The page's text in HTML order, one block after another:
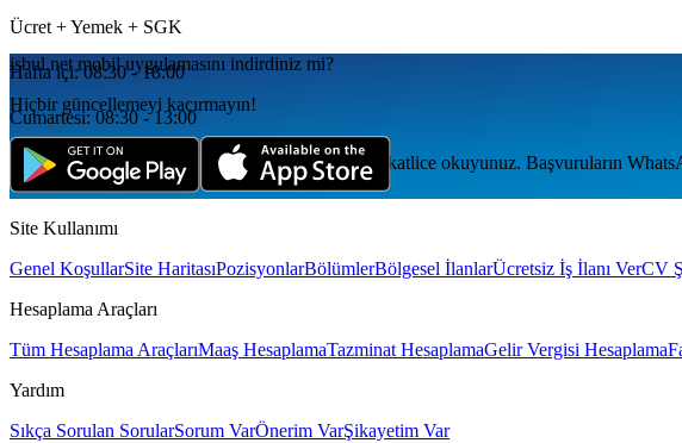
Ücret + Yemek + SGK
Hafta içi: 08:30 - 18:00
Cumartesi: 08:30 - 13:00
Başvuru yapmadan önce lütfen ilan detaylarını dikkatlice okuyunuz. Başvuruların
isbul.net mobil uygulamаsını indirdiniz mi?
Hiçbir güncellemeyi kaçırmayın!
Site Kullanımı
Genel KoşullarSite HaritasıPozisyonlarBölümlerBölgesel İlanlarÜcretsiz İş İlanı VerCV
Hesaplama Araçları
Tüm Hesaplama AraçlarıMaaş HesaplamaTazminat HesaplamaGelir Vergisi Hesaplama
Yardım
Sıkça Sorulan SorularSorum VarÖnerim VarŞikayetim Var